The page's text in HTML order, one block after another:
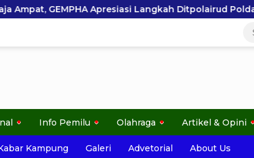
Langkah Ditpolairud Polda Papua Barat Daya
Info Pemilu Olahraga Artikel & Opini
Kampung Galeri Advetorial About Us